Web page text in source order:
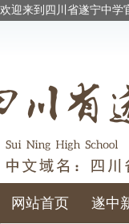
欢迎来到四川省遂宁中学
网站首页 遂中